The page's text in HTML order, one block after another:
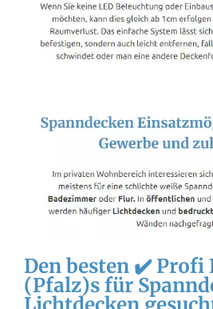
Den besten ✔️ Profi
(Pfalz)s für